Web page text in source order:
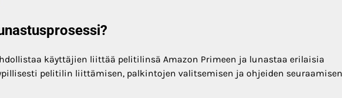
käyttäjien liittää pelitilinsä Amazon Primeen ja lunastaa erilaisia
pelitilin liittämisen, palkintojen valitsemisen ja ohjeiden seuraamisen